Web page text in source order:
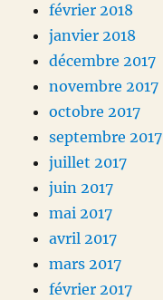
février 2018
janvier 2018
décembre 2017
novembre 2017
octobre 2017
septembre 2017
juillet 2017
juin 2017
mai 2017
avril 2017
mars 2017
février 2017